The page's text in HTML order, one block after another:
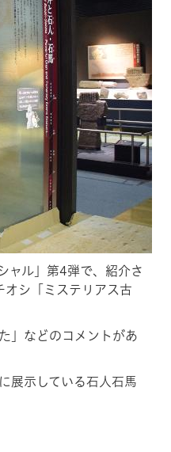
ャル」第4弾で、紹介さ
オシ 「ミステリアス古
」などのコメントがあ
展示している石人石馬